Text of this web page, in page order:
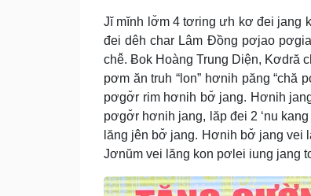
Jĭ mĭnh lơ̆m 4 tơring ưh kơ đei jang
đei dêh char Lâm Đồng pơjao
chê̆. Ƀok Hoàng Trung Diện, Kơdră
pơm ăn truh “lon” hơnih păng “chă
pơgơ̆r rim hơnih bơ̆ jang. Hơnih
pơgơ̆r hơnih jang, lăp đei 2 ‘nu
lăng jên bơ̆ jang. Hơnih bơ̆ jang vei
Jơnŭm vei lăng kon pơlei iung jang